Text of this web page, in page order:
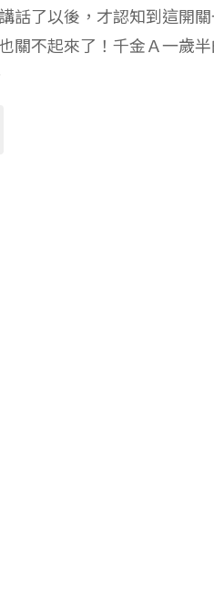
話了以後，才認知到這開
關不起來了！千金Ａ一歲